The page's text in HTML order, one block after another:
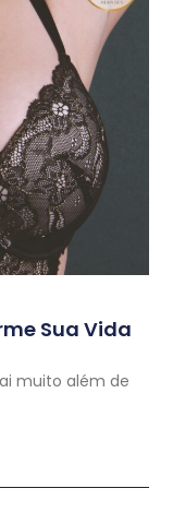
Sua Vida
muito além de